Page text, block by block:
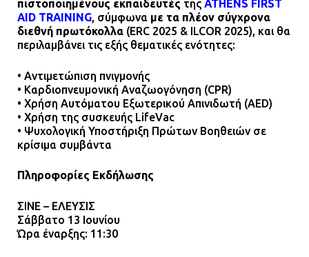
πιστοποιημένους εκπαιδευτές της ATHENS FIRST
AID TRAINING, σύμφωνα με τα πλέον σύγχρονα
διεθνή πρωτόκολλα (ERC 2025 & ILCOR 2025), και θα
περιλαμβάνει τις εξής θεματικές ενότητες:
• Αντιμετώπιση πνιγμονής
• Καρδιοπνευμονική Αναζωογόνηση (CPR)
• Χρήση Αυτόματου Εξωτερικού Απινιδωτή (AED)
• Χρήση της συσκευής LifeVac
• Ψυχολογική Υποστήριξη Πρώτων Βοηθειών σε
κρίσιμα συμβάντα
Πληροφορίες Εκδήλωσης
ΣΙΝΕ – ΕΛΕΥΣΙΣ
Σάββατο 13 Ιουνίου
Ώρα έναρξης: 11:30